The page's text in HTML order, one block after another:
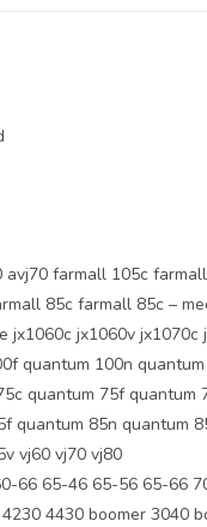
avj70 farmall 105c
85c farmall 85c –
jx1060v
quantum 100n
quantum 75f
quantum 85n quantum
vj60 vj70 vj80
66 65-46 65-56 65-66
4430 boomer 3040